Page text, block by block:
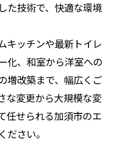
た技術で、快適な環境
キッチンや最新トイレ
化、和室から洋室への
増改築まで、幅広くご
な変更から大規模な変
任せられる加須市のエ
ださい。